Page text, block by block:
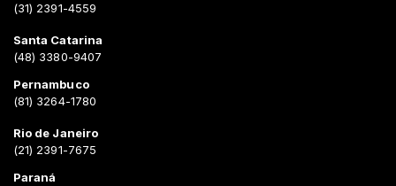
(31) 2391-4559
Santa Catarina
(48) 3380-9407
Pernambuco
(81) 3264-1780
Rio de Janeiro
(21) 2391-7675
Paraná